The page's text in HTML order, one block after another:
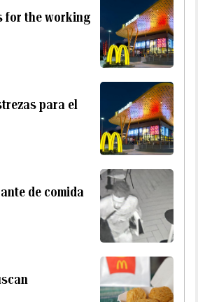
for the working
para el
de comida